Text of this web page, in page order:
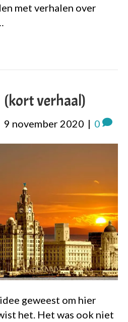
met verhalen over
(kort verhaal)
9 november 2020 | 0
geweest om hier
het. Het was ook niet